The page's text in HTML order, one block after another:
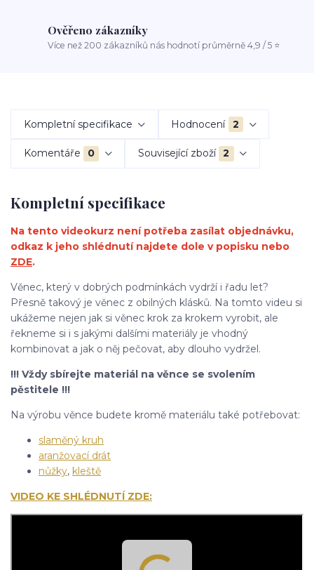
Ověřeno zákazníky
Více než 200 zákazníků nás hodnotí průměrně 4,9 / 5 ⭐
Kompletní specifikace Hodnocení 2
Komentáře 0 Související zboží 2
Kompletní specifikace
Na tento videokurz není potřeba zasílat objednávku,
odkaz k jeho shlédnutí najdete dole v popisku nebo
ZDE.
Věnec, který v dobrých podmínkách vydrží i řadu let?
Přesně takový je věnec z obilných klásků. Na tomto videu si
ukážeme nejen jak si věnec krok za krokem vyrobit, ale
řekneme si i s jakými dalšími materiály je vhodný
kombinovat a jak o něj pečovat, aby dlouho vydržel.
!!! Vždy sbírejte materiál na věnce se svolením
pěstitele !!!
Na výrobu věnce budete kromě materiálu také potřebovat:
slaměný kruh
aranžovací drát
nůžky, kleště
VIDEO KE SHLÉDNUTÍ ZDE: